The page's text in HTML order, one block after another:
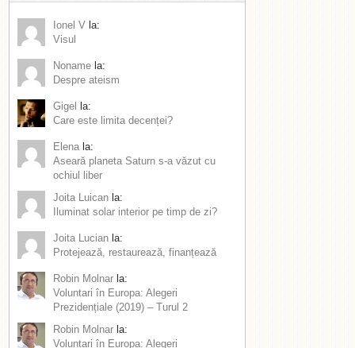
Ionel V la:
Visul
Noname la:
Despre ateism
Gigel
la:
Care este limita decenței?
Elena la:
Aseară planeta Saturn s-a văzut cu
ochiul liber
Joita Luican la:
Iluminat solar interior pe timp de zi?
Joita Lucian la:
Protejează, restaurează, finanțează
Robin Molnar la:
Voluntari în Europa: Alegeri
Prezidențiale (2019) – Turul 2
Robin Molnar la:
Voluntari în Europa: Alegeri